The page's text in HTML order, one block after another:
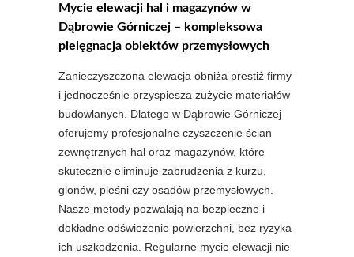
Mycie elewacji hal i magazynów w
Dąbrowie Górniczej – kompleksowa
pielęgnacja obiektów przemysłowych
Zanieczyszczona elewacja obniża prestiż firmy
i jednocześnie przyspiesza zużycie materiałów
budowlanych. Dlatego w Dąbrowie Górniczej
oferujemy profesjonalne czyszczenie ścian
zewnętrznych hal oraz magazynów, które
skutecznie eliminuje zabrudzenia z kurzu,
glonów, pleśni czy osadów przemysłowych.
Nasze metody pozwalają na bezpieczne i
dokładne odświeżenie powierzchni, bez ryzyka
ich uszkodzenia. Regularne mycie elewacji nie